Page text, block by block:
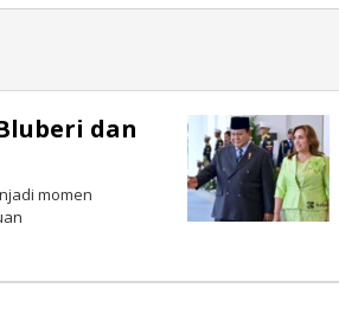
dan
momen